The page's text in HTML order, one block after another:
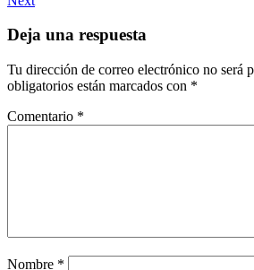
Deja una respuesta
Tu dirección de correo electrónico no será
obligatorios están marcados con *
Comentario *
Nombre *